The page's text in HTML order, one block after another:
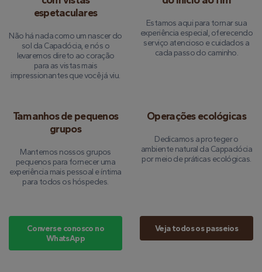
espetaculares
Não há nada como um nascer do
sol da Capadócia, e nós o
levaremos direto ao coração
para as vistas mais
impressionantes que você já viu.
Estamos aqui para tornar sua
experiência especial, oferecendo
serviço atencioso e cuidados a
cada passo do caminho.
Tamanhos de pequenos
grupos
Mantemos nossos grupos
pequenos para fornecer uma
experiência mais pessoal e íntima
para todos os hóspedes.
Operações ecológicas
Dedicamos a proteger o
ambiente natural da Cappadócia
por meio de práticas ecológicas.
Converse conosco no
WhatsApp
Veja todos os passeios